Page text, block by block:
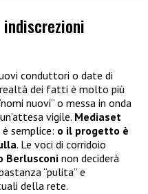
conduttori o date di
realtà dei fatti è molto più
nuovi” o messa in onda
vigile. Mediaset
semplice: o il progetto è
. Le voci di corridoio
Berlusconi non deciderà
“pulita” e
della rete.